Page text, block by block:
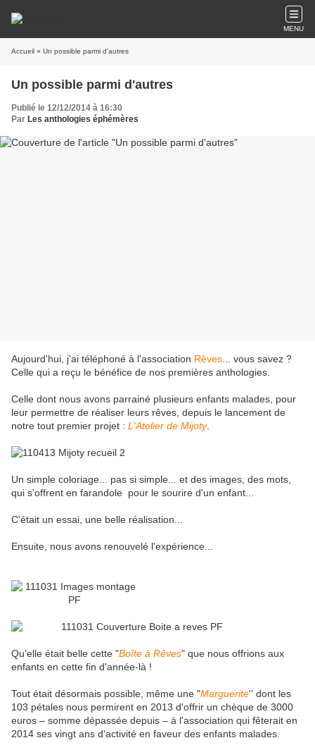
MENU
Accueil » Un possible parmi d'autres
Un possible parmi d'autres
Publié le 12/12/2014 à 16:30
Par Les anthologies éphémères
Aujourd'hui, j'ai téléphoné à l'association Rêves ... vous savez ?
Celle qui a reçu le bénéfice de nos premières anthologies.
Celle dont nous avons parrainé plusieurs enfants malades, pour
leur permettre de réaliser leurs rêves, depuis le lancement de
notre tout premier projet : L'Atelier de Mijoty.
Un simple coloriage... pas si simple... et des images, des mots,
qui s'offrent en farandole pour le sourire d'un enfant...
C'était un essai, une belle réalisation...
Ensuite, nous avons renouvelé l'expérience...
Qu'elle était belle cette "Boîte à Rêves" que nous offrions aux
enfants en cette fin d'année-là !
Tout était désormais possible, même une "Marguerite'' dont les
103 pétales nous permirent en 2013 d'offrir un chèque de 3000
euros – somme dépassée depuis – à l'association qui fêterait en
2014 ses vingt ans d'activité en faveur des enfants malades.